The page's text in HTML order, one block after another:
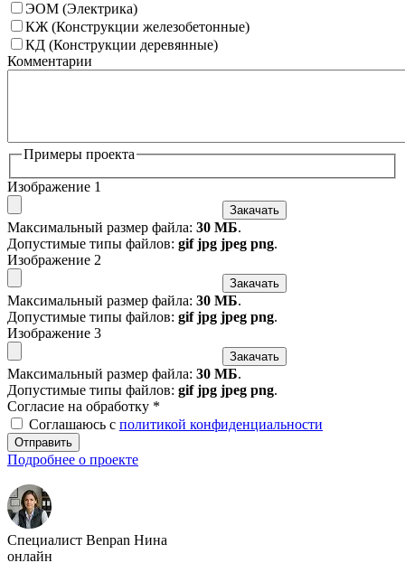
ЭОМ (Электрика)
КЖ (Конструкции железобетонные)
КД (Конструкции деревянные)
Комментарии
Примеры проекта
Изображение 1
Закачать
Максимальный размер файла: 30 МБ.
Допустимые типы файлов: gif jpg jpeg png.
Изображение 2
Закачать
Максимальный размер файла: 30 МБ.
Допустимые типы файлов: gif jpg jpeg png.
Изображение 3
Закачать
Максимальный размер файла: 30 МБ.
Допустимые типы файлов: gif jpg jpeg png.
Согласие на обработку *
Соглашаюсь с политикой конфиденциальности
Отправить
Подробнее о проекте
Специалист Benpan Нина
онлайн